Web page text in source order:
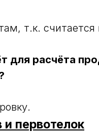
т.к.
для расчёта
первотелок